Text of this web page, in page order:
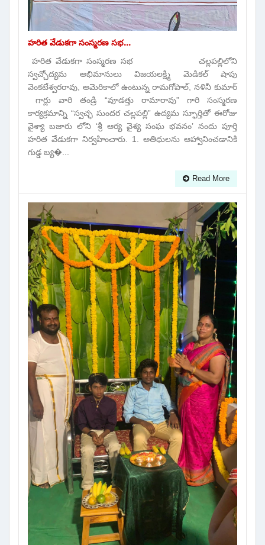
హరిత వేడుకగా సంస్మరణ సభ...
హరిత వేడుకగా సంస్మరణ సభ చల్లపల్లిలోని
స్వచ్చోద్యమ అభిమానులు విజయలక్ష్మి మెడికల్ షాపు
వెంకటేశ్వరరావు, అమెరికాలో ఉంటున్న రామగోపాల్, నళినీ కుమార్
గార్లు వారి తండ్రి “వూడత్తు రామారావు” గారి సంస్మరణ
కార్యక్రమాన్ని “స్వచ్ఛ సుందర చల్లపల్లి” ఉద్యమ స్ఫూర్తితో ఈరోజు
వైశ్యా బజారు లోని ‘శ్రీ ఆర్య వైశ్య సంఘ భవనం’ నందు పూర్తి
హరిత వేడుకగా నిర్వహించారు. 1. అతిధులను ఆహ్వానించడానికి
గుడ్డ బ్య�...
Read More